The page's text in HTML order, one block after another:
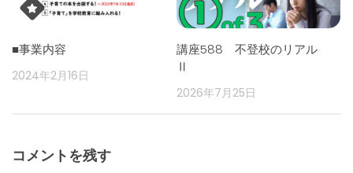
■事業内容
2024年2月16日
講座588 不登校のリアル
Ⅱ
2026年7月25日
コメントを残す